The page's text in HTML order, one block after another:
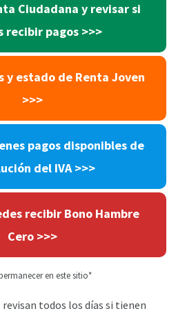
Ciudadana y revisar si
recibir pagos >>>
y estado de Renta Joven
>>>
pagos disponibles de
del IVA >>>
recibir Bono Hambre
Cero >>>
en este sitio*
todos los días si tienen